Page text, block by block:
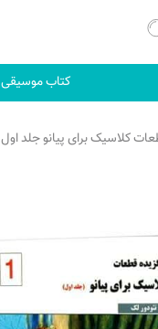
کتاب موسیقی
کلاسیک برای پیانو جلد اول